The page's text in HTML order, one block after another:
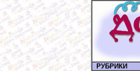
РУБРИКИ